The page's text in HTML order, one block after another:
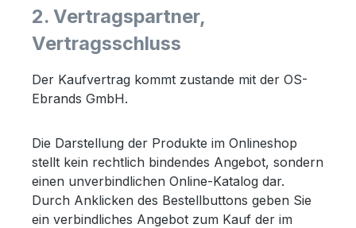
2. Vertragspartner,
Vertragsschluss
Der Kaufvertrag kommt zustande mit der OS-
Ebrands GmbH.
Die Darstellung der Produkte im Onlineshop
stellt kein rechtlich bindendes Angebot, sondern
einen unverbindlichen Online-Katalog dar.
Durch Anklicken des Bestellbuttons geben Sie
ein verbindliches Angebot zum Kauf der im